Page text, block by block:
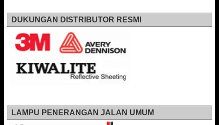
DUKUNGAN DISTRIBUTOR RESMI
LAMPU PENERANGAN JALAN UMUM